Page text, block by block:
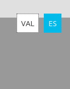
VAL ES